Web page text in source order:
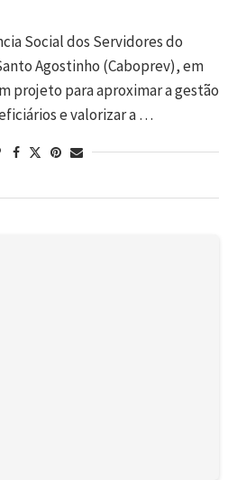
Social dos Servidores do
Agostinho (Caboprev), em
projeto para aproximar a gestão
e valorizar a …